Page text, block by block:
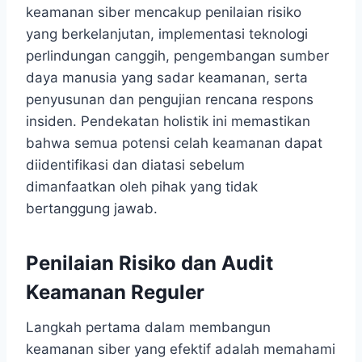
keamanan siber mencakup penilaian risiko
yang berkelanjutan, implementasi teknologi
perlindungan canggih, pengembangan sumber
daya manusia yang sadar keamanan, serta
penyusunan dan pengujian rencana respons
insiden. Pendekatan holistik ini memastikan
bahwa semua potensi celah keamanan dapat
diidentifikasi dan diatasi sebelum
dimanfaatkan oleh pihak yang tidak
bertanggung jawab.
Penilaian Risiko dan Audit
Keamanan Reguler
Langkah pertama dalam membangun
keamanan siber yang efektif adalah memahami